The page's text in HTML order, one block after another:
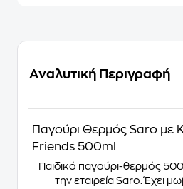
Αναλυτική Περιγραφή
Παγούρι Θερμός Saro με
Friends 500ml
Παιδικό παγούρι-θερμός
την εταιρεία Saro. Έχει